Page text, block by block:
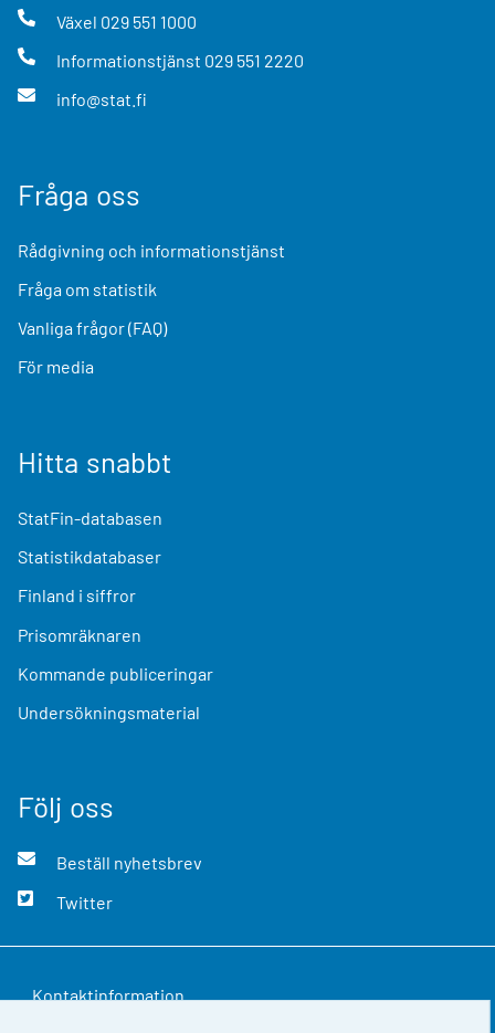
Växel 029 551 1000
Informationstjänst 029 551 2220
info@stat.fi
Fråga oss
Rådgivning och informationstjänst
Fråga om statistik
Vanliga frågor (FAQ)
För media
Hitta snabbt
StatFin-databasen
Statistikdatabaser
Finland i siffror
Prisomräknaren
Kommande publiceringar
Undersökningsmaterial
Följ oss
Beställ nyhetsbrev
Twitter
Kontaktinformation